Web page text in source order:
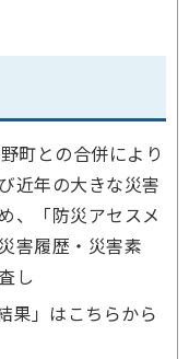
町との合併により
近年の大きな災害
、「防災アセスメ
害履歴・災害素
し
果」はこちらから